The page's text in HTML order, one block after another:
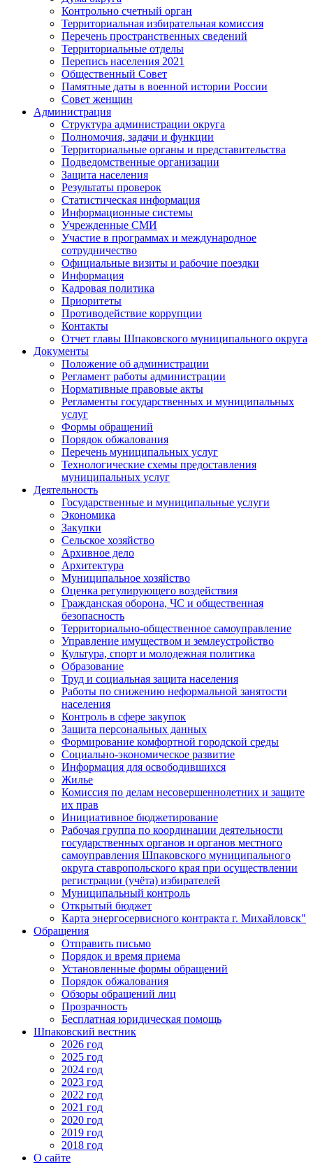
Контрольно счетный орган
Территориальная избирательная комиссия
Перечень пространственных сведений
Территориальные отделы
Перепись населения 2021
Общественный Совет
Памятные даты в военной истории России
Совет женщин
Администрация
Структура администрации округа
Полномочия, задачи и функции
Территориальные органы и представительства
Подведомственные организации
Защита населения
Результаты проверок
Статистическая информация
Информационные системы
Учрежденные СМИ
Участие в программах и международное
сотрудничество
Официальные визиты и рабочие поездки
Информация
Кадровая политика
Приоритеты
Противодействие коррупции
Контакты
Отчет главы Шпаковского муниципального округа
Документы
Положение об администрации
Регламент работы администрации
Нормативные правовые акты
Регламенты государственных и муниципальных
услуг
Формы обращений
Порядок обжалования
Перечень муниципальных услуг
Технологические схемы предоставления
муниципальных услуг
Деятельность
Государственные и муниципальные услуги
Экономика
Закупки
Сельское хозяйство
Архивное дело
Архитектура
Муниципальное хозяйство
Оценка регулирующего воздействия
Гражданская оборона, ЧС и общественная
безопасность
Территориально-общественное самоуправление
Управление имуществом и землеустройство
Культура, спорт и молодежная политика
Образование
Труд и социальная защита населения
Работы по снижению неформальной занятости
населения
Контроль в сфере закупок
Защита персональных данных
Формирование комфортной городской среды
Социально-экономическое развитие
Информация для освободившихся
Жилье
Комиссия по делам несовершеннолетних и защите
их прав
Инициативное бюджетирование
Рабочая группа по координации деятельности
государственных органов и органов местного
самоуправления Шпаковского муниципального
округа ставропольского края при осуществлении
регистрации (учёта) избирателей
Муниципальный контроль
Открытый бюджет
Карта энергосервисного контракта г. Михайловск"
Обращения
Отправить письмо
Порядок и время приема
Установленные формы обращений
Порядок обжалования
Обзоры обращений лиц
Прозрачность
Бесплатная юридическая помощь
Шпаковский вестник
2026 год
2025 год
2024 год
2023 год
2022 год
2021 год
2020 год
2019 год
2018 год
О сайте